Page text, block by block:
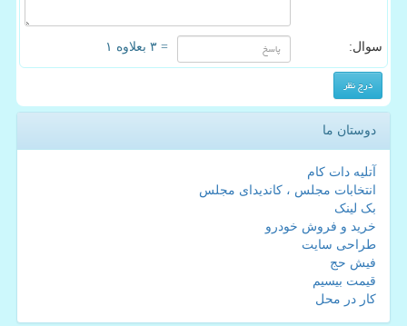
سوال: = ۳ بعلاوه ۱
دوستان ما
آتلیه دات کام
انتخابات مجلس ، کاندیدای مجلس
بک لینک
خرید و فروش خودرو
طراحی سایت
فیش حج
قیمت بیسیم
کار در محل